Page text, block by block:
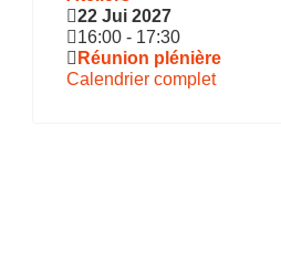
22 Jui 2027
16:00 - 17:30
Réunion plénière
Calendrier complet